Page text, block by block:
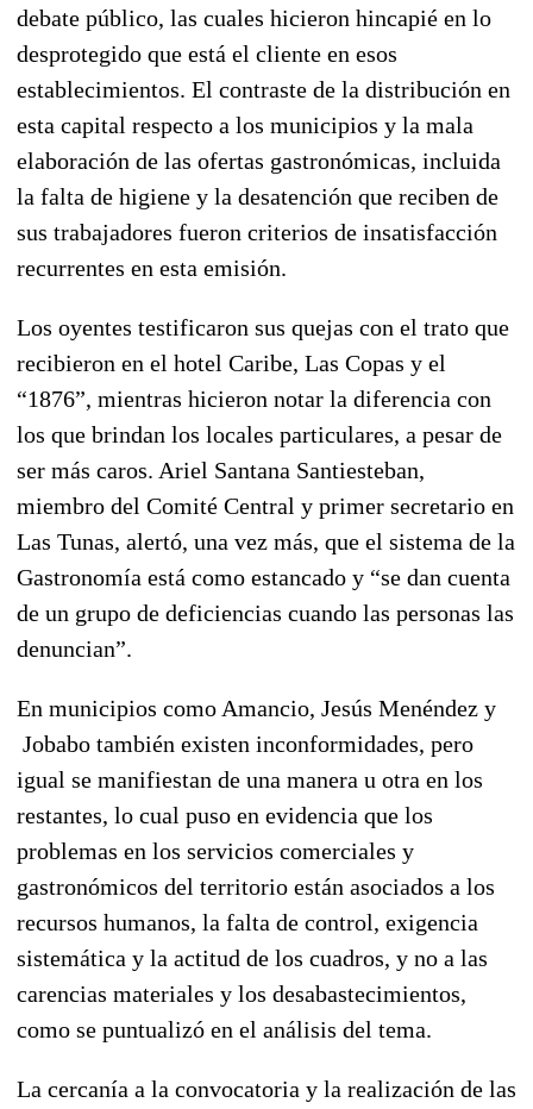
debate público, las cuales hicieron hincapié en lo
desprotegido que está el cliente en esos
establecimientos. El contraste de la distribución en
esta capital respecto a los municipios y la mala
elaboración de las ofertas gastronómicas, incluida
la falta de higiene y la desatención que reciben de
sus trabajadores fueron criterios de insatisfacción
recurrentes en esta emisión.
Los oyentes testificaron sus quejas con el trato que
recibieron en el hotel Caribe, Las Copas y el
“1876”, mientras hicieron notar la diferencia con
los que brindan los locales particulares, a pesar de
ser más caros. Ariel Santana Santiesteban,
miembro del Comité Central y primer secretario en
Las Tunas, alertó, una vez más, que el sistema de la
Gastronomía está como estancado y “se dan cuenta
de un grupo de deficiencias cuando las personas las
denuncian”.
En municipios como Amancio, Jesús Menéndez y
Jobabo también existen inconformidades, pero
igual se manifiestan de una manera u otra en los
restantes, lo cual puso en evidencia que los
problemas en los servicios comerciales y
gastronómicos del territorio están asociados a los
recursos humanos, la falta de control, exigencia
sistemática y la actitud de los cuadros, y no a las
carencias materiales y los desabastecimientos,
como se puntualizó en el análisis del tema.
La cercanía a la convocatoria y la realización de las